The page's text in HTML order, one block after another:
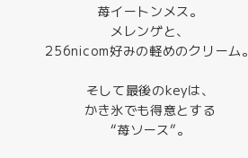
苺イートンメス。
メレンゲと、
256nicom好みの軽めのクリーム。
そして最後のkeyは、
かき氷でも得意とする
“苺ソース”。